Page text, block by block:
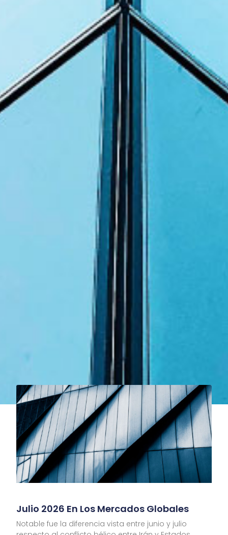
Julio 2026 En Los Mercados Globales
Notable fue la diferencia vista entre junio y julio